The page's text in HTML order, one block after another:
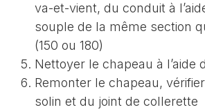
va-et-vient, du conduit à
souple de la même section
(150 ou 180)
Nettoyer le chapeau à l’aide
Remonter le chapeau,
solin et du joint de collerette